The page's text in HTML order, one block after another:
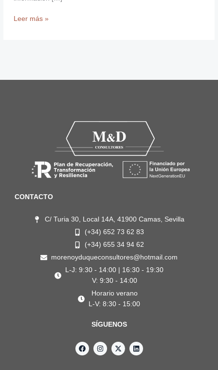
Leer más »
CONTACTO
C/ Turia 30, Local 14A, 41900 Camas, Sevilla
(+34) 652 73 62 83
(+34) 655 34 94 62
morenoyduqueconsultores@hotmail.com
L-J: 9:30 - 14:00 | 16:30 - 19:30
V: 9:30 - 14:00
Horario verano
L-V: 8:30 - 15:00
SÍGUENOS
F
a
I
n
X
-
L
i